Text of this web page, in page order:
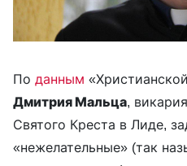
По данным
Дмитрия Мальца,
Святого Креста в Лиде,
«нежелательные» (так